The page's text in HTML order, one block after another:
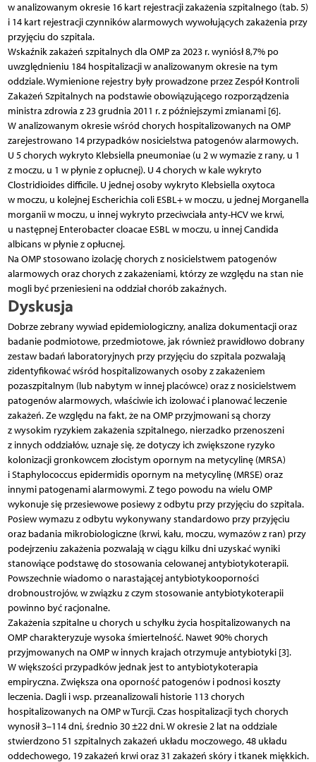
w analizowanym okresie 16 kart rejestracji zakażenia szpitalnego (tab. 5)
i 14 kart rejestracji czynników alarmowych wywołujących zakażenia przy
przyjęciu do szpitala.
Wskaźnik zakażeń szpitalnych dla OMP za 2023 r. wyniósł 8,7% po
uwzględnieniu 184 hospitalizacji w analizowanym okresie na tym
oddziale. Wymienione rejestry były prowadzone przez Zespół Kontroli
Zakażeń Szpitalnych na podstawie obowiązującego rozporządzenia
ministra zdrowia z 23 grudnia 2011 r. z późniejszymi zmianami [6].
W analizowanym okresie wśród chorych hospitalizowanych na OMP
zarejestrowano 14 przypadków nosicielstwa patogenów alarmowych.
U 5 chorych wykryto Klebsiella pneumoniae (u 2 w wymazie z rany, u 1
z moczu, u 1 w płynie z opłucnej). U 4 chorych w kale wykryto
Clostridioides difficile. U jednej osoby wykryto Klebsiella oxytoca
w moczu, u kolejnej Escherichia coli ESBL+ w moczu, u jednej Morganella
morganii w moczu, u innej wykryto przeciwciała anty-HCV we krwi,
u następnej Enterobacter cloacae ESBL w moczu, u innej Candida
albicans w płynie z opłucnej.
Na OMP stosowano izolację chorych z nosicielstwem patogenów
alarmowych oraz chorych z zakażeniami, którzy ze względu na stan nie
mogli być przeniesieni na oddział chorób zakaźnych.
Dyskusja
Dobrze zebrany wywiad epidemiologiczny, analiza dokumentacji oraz
badanie podmiotowe, przedmiotowe, jak również prawidłowo dobrany
zestaw badań laboratoryjnych przy przyjęciu do szpitala pozwalają
zidentyfikować wśród hospitalizowanych osoby z zakażeniem
pozaszpitalnym (lub nabytym w innej placówce) oraz z nosicielstwem
patogenów alarmowych, właściwie ich izolować i planować leczenie
zakażeń. Ze względu na fakt, że na OMP przyjmowani są chorzy
z wysokim ryzykiem zakażenia szpitalnego, nierzadko przenoszeni
z innych oddziałów, uznaje się, że dotyczy ich zwiększone ryzyko
kolonizacji gronkowcem złocistym opornym na metycylinę (MRSA)
i Staphylococcus epidermidis opornym na metycylinę (MRSE) oraz
innymi patogenami alarmowymi. Z tego powodu na wielu OMP
wykonuje się przesiewowe posiewy z odbytu przy przyjęciu do szpitala.
Posiew wymazu z odbytu wykonywany standardowo przy przyjęciu
oraz badania mikrobiologiczne (krwi, kału, moczu, wymazów z ran) przy
podejrzeniu zakażenia pozwalają w ciągu kilku dni uzyskać wyniki
stanowiące podstawę do stosowania celowanej antybiotykoterapii.
Powszechnie wiadomo o narastającej antybiotykooporności
drobnoustrojów, w związku z czym stosowanie antybiotykoterapii
powinno być racjonalne.
Zakażenia szpitalne u chorych u schyłku życia hospitalizowanych na
OMP charakteryzuje wysoka śmiertelność. Nawet 90% chorych
przyjmowanych na OMP w innych krajach otrzymuje antybiotyki [3].
W większości przypadków jednak jest to antybiotykoterapia
empiryczna. Zwiększa ona oporność patogenów i podnosi koszty
leczenia. Dagli i wsp. przeanalizowali historie 113 chorych
hospitalizowanych na OMP w Turcji. Czas hospitalizacji tych chorych
wynosił 3–114 dni, średnio 30 ±22 dni. W okresie 2 lat na oddziale
stwierdzono 51 szpitalnych zakażeń układu moczowego, 48 układu
oddechowego, 19 zakażeń krwi oraz 31 zakażeń skóry i tkanek miękkich.